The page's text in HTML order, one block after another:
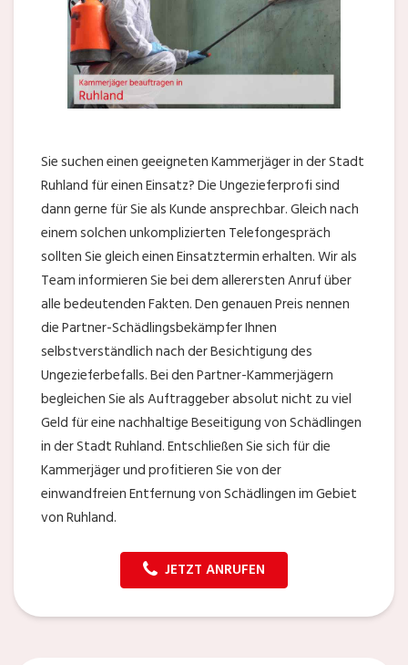
Sie suchen einen geeigneten Kammerjäger in der Stadt
Ruhland für einen Einsatz? Die Ungezieferprofi sind
dann gerne für Sie als Kunde ansprechbar. Gleich nach
einem solchen unkomplizierten Telefongespräch
sollten Sie gleich einen Einsatztermin erhalten. Wir als
Team informieren Sie bei dem allerersten Anruf über
alle bedeutenden Fakten. Den genauen Preis nennen
die Partner-Schädlingsbekämpfer Ihnen
selbstverständlich nach der Besichtigung des
Ungezieferbefalls. Bei den Partner-Kammerjägern
begleichen Sie als Auftraggeber absolut nicht zu viel
Geld für eine nachhaltige Beseitigung von Schädlingen
in der Stadt Ruhland. Entschließen Sie sich für die
Kammerjäger und profitieren Sie von der
einwandfreien Entfernung von Schädlingen im Gebiet
von Ruhland.
JETZT ANRUFEN